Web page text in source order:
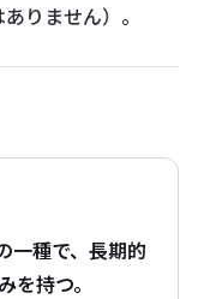
りません）。
一種で、長期的
を持つ。